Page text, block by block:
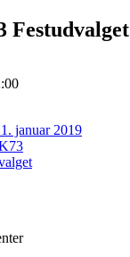
Festudvalget
januar 2019